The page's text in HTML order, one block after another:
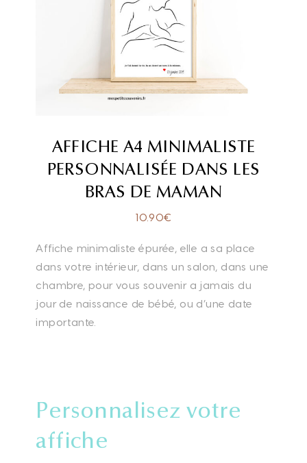
AFFICHE A4 MINIMALISTE
PERSONNALISÉE DANS LES
BRAS DE MAMAN
10.90€
Affiche minimaliste épurée, elle a sa place
dans votre intérieur, dans un salon, dans une
chambre, pour vous souvenir a jamais du
jour de naissance de bébé, ou d’une date
importante.
Personnalisez votre
affiche